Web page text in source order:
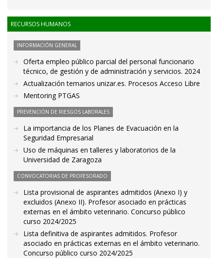
RECURSOS HUMANOS
INFORMACIÓN GENERAL
Oferta empleo público parcial del personal funcionario
técnico, de gestión y de administración y servicios. 2024
Actualización temarios unizar.es. Procesos Acceso Libre
Mentoring PTGAS
PREVENCIÓN DE RIESGOS LABORALES
La importancia de los Planes de Evacuación en la
Seguridad Empresarial
Uso de máquinas en talleres y laboratorios de la
Universidad de Zaragoza
CONVOCATORIAS DE PROFESORADO
Lista provisional de aspirantes admitidos (Anexo I) y
excluidos (Anexo II). Profesor asociado en prácticas
externas en el ámbito veterinario. Concurso público
curso 2024/2025
Lista definitiva de aspirantes admitidos. Profesor
asociado en prácticas externas en el ámbito veterinario.
Concurso público curso 2024/2025